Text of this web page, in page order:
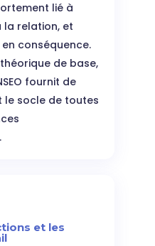
lié à
la relation, et
conséquence.
de base,
fournit de
le socle de toutes
et les